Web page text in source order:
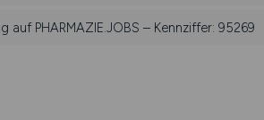
PHARMAZIE.JOBS – Kennziffer: 95269